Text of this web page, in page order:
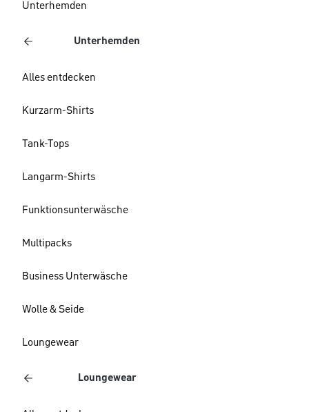
Unterhemden
Unterhemden
Alles entdecken
Kurzarm-Shirts
Tank-Tops
Langarm-Shirts
Funktionsunterwäsche
Multipacks
Business Unterwäsche
Wolle & Seide
Loungewear
Loungewear